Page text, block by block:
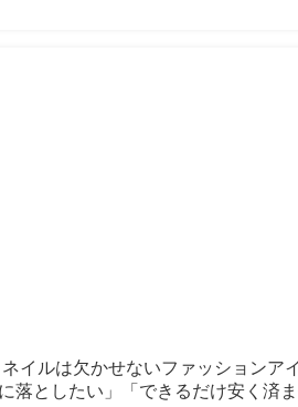
ルは欠かせないファッションア
としたい」「できるだけ安く済